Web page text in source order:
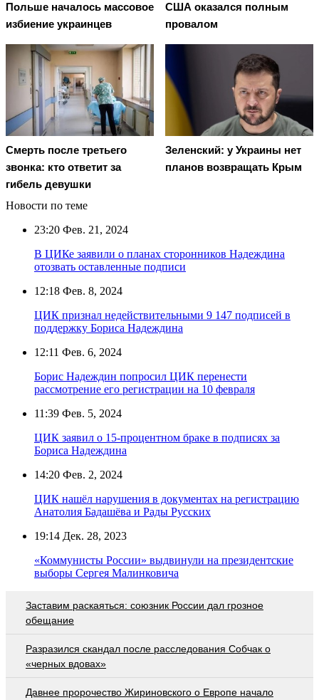
Польше началось массовое
избиение украинцев
США оказался полным
провалом
Смерть после третьего
звонка: кто ответит за
гибель девушки
Зеленский: у Украины нет
планов возвращать Крым
Новости по теме
23:20 Фев. 21, 2024
В ЦИКе заявили о планах сторонников Надеждина
отозвать оставленные подписи
12:18 Фев. 8, 2024
ЦИК признал недействительными 9 147 подписей в
поддержку Бориса Надеждина
12:11 Фев. 6, 2024
Борис Надеждин попросил ЦИК перенести
рассмотрение его регистрации на 10 февраля
11:39 Фев. 5, 2024
ЦИК заявил о 15-процентном браке в подписях за
Бориса Надеждина
14:20 Фев. 2, 2024
ЦИК нашёл нарушения в документах на регистрацию
Анатолия Бадашёва и Рады Русских
19:14 Дек. 28, 2023
«Коммунисты России» выдвинули на президентские
выборы Сергея Малинковича
Заставим раскаяться: союзник России дал грозное
обещание
Разразился скандал после расследования Собчак о
«черных вдовах»
Давнее пророчество Жириновского о Европе начало